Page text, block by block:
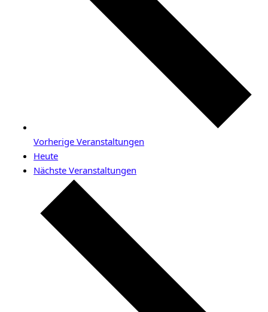
VorherigeVeranstaltungen
Heute
NächsteVeranstaltungen